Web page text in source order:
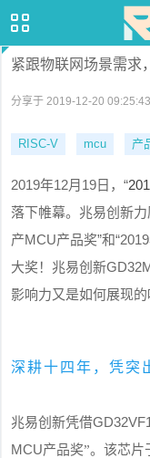
紧跟物联网场景需求
分享于 2019-12-20 09:25:43
RISC-V mcu 产
2019年12月 19日， “
落下帷幕。兆易创新
产MCU产品奖”和“2019
大奖！兆易创新
影响力又是如何展现
深耕十四年，凭突
兆易创新凭借
MCU产品奖”。该芯片